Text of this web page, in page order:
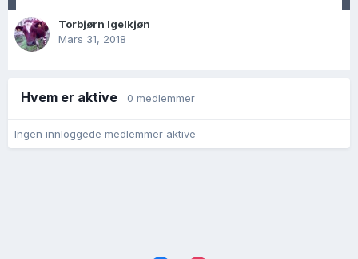
Torbjørn Igelkjøn
Mars 31, 2018
Hvem er aktive 0 medlemmer
Ingen innloggede medlemmer aktive